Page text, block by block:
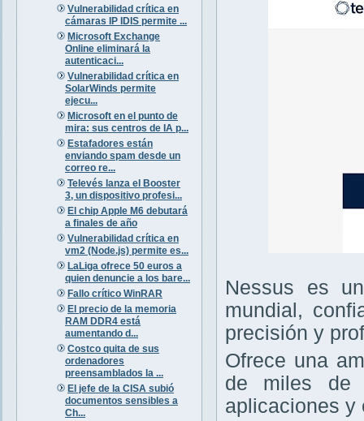
Vulnerabilidad crítica en
cámaras IP IDIS permite ...
Microsoft Exchange
Online eliminará la
autenticaci...
Vulnerabilidad crítica en
SolarWinds permite
ejecu...
Microsoft en el punto de
mira: sus centros de IA p...
Estafadores están
enviando spam desde un
correo re...
Televés lanza el Booster
3, un dispositivo profesi...
El chip Apple M6 debutará
a finales de año
Vulnerabilidad crítica en
vm2 (Node.js) permite es...
LaLiga ofrece 50 euros a
quien denuncie a los bare...
Fallo crítico WinRAR
El precio de la memoria
RAM DDR4 está
aumentando d...
Costco quita de sus
ordenadores
preensamblados la ...
El jefe de la CISA subió
documentos sensibles a
Ch...
Nessus es
mundial,
precisión y
Ofrece una
de miles de
aplicaciones y